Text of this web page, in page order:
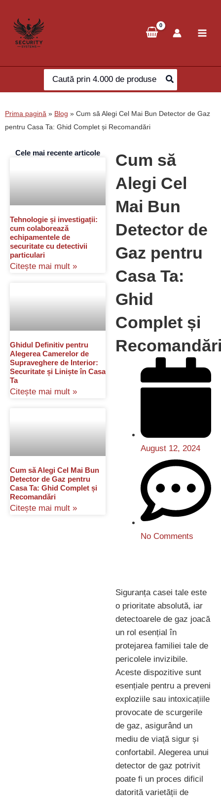
content
Search
for:
Prima pagină » Blog » Cum să Alegi Cel Mai Bun Detector de Gaz
pentru Casa Ta: Ghid Complet și Recomandări
Cele mai recente articole
Tehnologie și investigații:
cum colaborează
echipamentele de
securitate cu detectivii
particulari
Citește mai mult »
Ghidul Definitiv pentru
Alegerea Camerelor de
Supraveghere de Interior:
Securitate și Liniște în Casa
Ta
Citește mai mult »
Cum să Alegi Cel Mai Bun
Detector de Gaz pentru
Casa Ta: Ghid Complet și
Recomandări
Citește mai mult »
Cum să
Alegi Cel
Mai Bun
Detector de
Gaz pentru
Casa Ta:
Ghid
Complet și
August 12, 2024
No Comments
Siguranța casei tale este
o prioritate absolută, iar
detectoarele de gaz joacă
un rol esențial în
protejarea familiei tale de
pericolele invizibile.
Aceste dispozitive sunt
esențiale pentru a preveni
exploziile sau intoxicațiile
provocate de scurgerile
de gaz, asigurând un
mediu de viață sigur și
confortabil. Alegerea unui
detector de gaz potrivit
poate fi un proces dificil
datorită varietății de